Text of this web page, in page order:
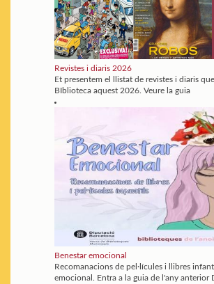
Revistes i diaris 2026
Et presentem el llistat de revistes i diaris
BIblioteca aquest 2026. Veure la guia
Benestar emocional
Recomanacions de pel·lícules i llibres
emocional. Entra a la guia de l'any anterior